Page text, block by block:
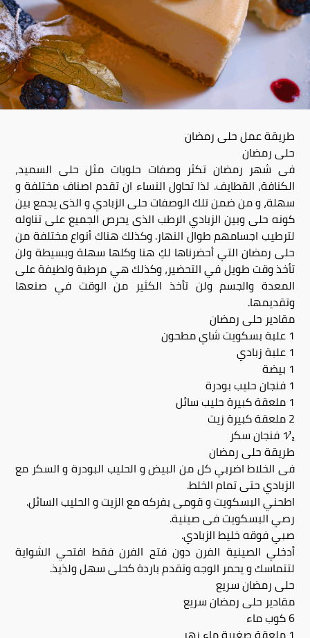
طريقة عمل حلى رمضان
حلى رمضان
فى شهر رمضان تكثر وصفات حلويات مثل حلى السميد،
الكنافة، القطايف. لذا تحاول النساء ان تقدم اصناف مختلفة و
سهلة، و من ضمن تلك الوصفات حلى الزبادي و الذى يجمع بين
كونه حلى وبين الزبادي الرطب الذى يحرص الجميع على تناوله
لترطيب اجسامهم طوال النهار. وكذلك هناك أنواع مختلفة من
حلى رمضان التي أحضرناها لكِ هنا وكلها سهلة وبسيطة ولن
تأخذ وقت طويل في التحضير، وكذلك هي مرطبة ولطيفة على
المعدة والجسم ولن تأخذ الكثير من الوقت في صنعها
وتقديمها.
مقادير حلى رمضان
1 علبة بسكويت شاي مطحون
1 علبة زبادي
1 بيضة
1 فنجان حليب بودرة
1 ملعقة كبيرة حليب سائل
2 ملعقة كبيرة زيت
½1 فنجان سكر
طريقة حلى رمضان
فى الخلاط اضربي كل من البيض و الحليب البودرة و السكر مع
الزبادي حتى تمام الخلط.
اطحني البسكويت و قومى بفركه مع الزيت و الحليب السائل.
رصي البسكويت فى صينية.
صبي فوقه خليط الزبادي.
أدخلي الصينية الفرن دون فتح الفرن فقط افتحي الشواية
لتتماسك و يحمر الوجه وتقدم باردة كحلى سهل ولذيذ.
حلى رمضان سريع
مقادير حلى رمضان سريع
6 كوب ماء